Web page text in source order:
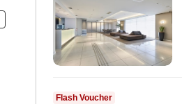
Flash Voucher